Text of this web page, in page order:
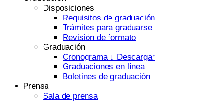
Disposiciones
Requisitos de graduación
Trámites para graduarse
Revisión de formato
Graduación
Cronograma ↓ Descargar
Graduaciones en línea
Boletines de graduación
Prensa
Sala de prensa